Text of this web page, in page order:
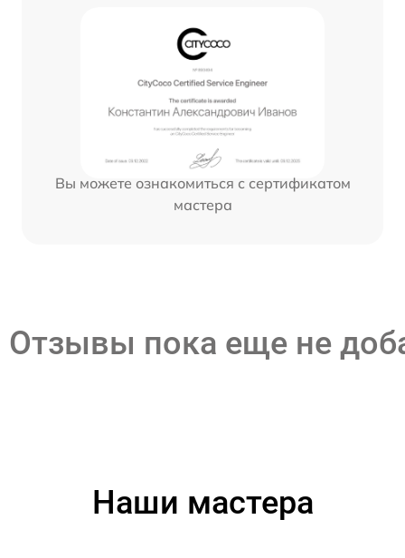
Вы можете ознакомиться с сертификатом
мастера
Отзывы пока еще не
Наши мастера